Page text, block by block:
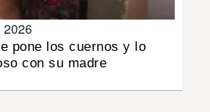
2026
pone los cuernos y lo
con su madre